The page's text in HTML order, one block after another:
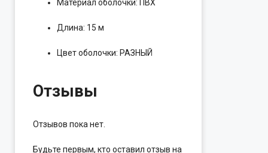
Материал оболочки: ПВХ
Длина: 15 м
Цвет оболочки: РАЗНЫЙ
Отзывы
Отзывов пока нет.
Будьте первым, кто оставил отзыв на